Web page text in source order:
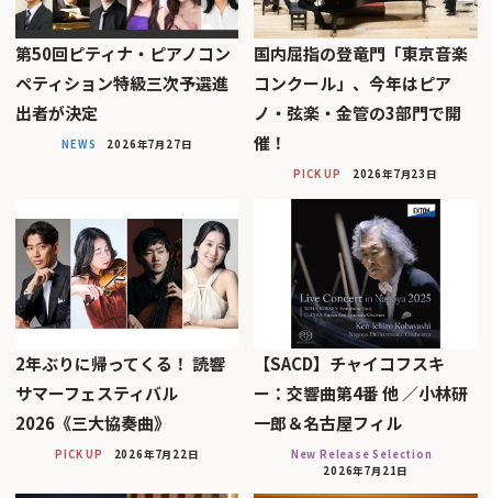
第50回ピティナ・ピアノコン
ペティション特級三次予選進
出者が決定
NEWS 2026年7月27日
国内屈指の登竜門「東京音楽
コンクール」、今年はピア
ノ・弦楽・金管の3部門で開
催！
PICK UP 2026年7月23日
2年ぶりに帰ってくる！ 読響
サマーフェスティバル
2026《三大協奏曲》
PICK UP 2026年7月22日
【SACD】チャイコフスキ
ー：交響曲第4番 他 ／小林研
一郎＆名古屋フィル
New Release Selection
2026年7月21日